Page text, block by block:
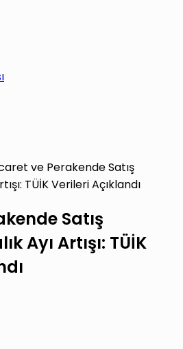
ve Perakende Satış
TÜİK Verileri Açıklandı
Satış
Ayı Artışı: TÜİK